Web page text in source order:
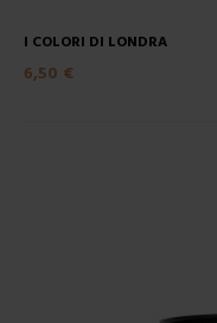
I COLORI DI LONDRA
6,50 €